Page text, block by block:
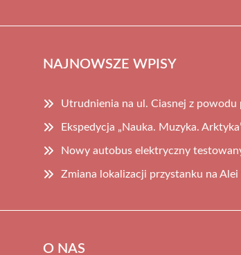
NAJNOWSZE WPISY
Utrudnienia na ul. Ciasnej z powodu
Ekspedycja „Nauka. Muzyka.
Nowy autobus elektryczny
Zmiana lokalizacji przystanku na
O NAS